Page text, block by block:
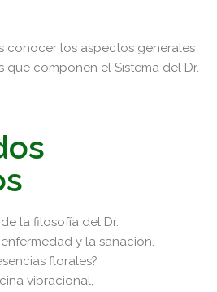
conocer los aspectos generales
que componen el Sistema del Dr.
la filosofía del Dr.
y la sanación.
florales?
vibracional,